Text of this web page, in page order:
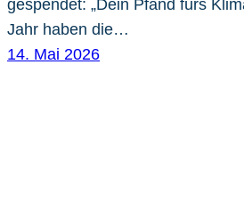
gespendet: „Dein Pfand fürs
Jahr haben die…
14. Mai 2026